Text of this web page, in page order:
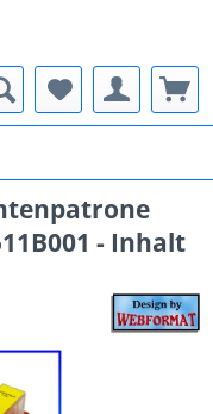
- Inhalt